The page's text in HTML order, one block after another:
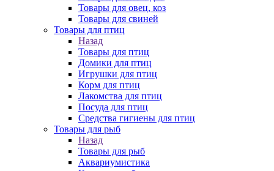
Товары для овец, коз
Товары для свиней
Товары для птиц
Назад
Товары для птиц
Домики для птиц
Игрушки для птиц
Корм для птиц
Лакомства для птиц
Посуда для птиц
Средства гигиены для птиц
Товары для рыб
Назад
Товары для рыб
Аквариумистика